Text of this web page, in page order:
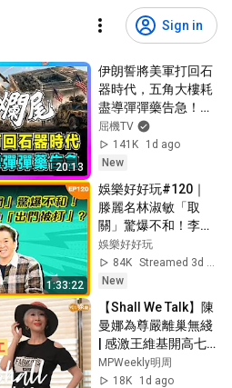
Sign in
20:13
伊朗誓將美軍打回石
器時代，五角大樓耗
盡導彈彈藥告急！｜
美國打光底牌，特朗
普被迫撤回攻勢，華
盛頓陷入進退兩難！
【屈機觀察 EP402】
屈機TV
141K
1d ago
New
1:33:22
娛樂好好玩#120｜
滕麗名林淑敏「取
關」驚爆不和！李修
賢怒轟周星馳「出門
被打」?｜十點開播
｜吳家樂｜鄧兆尊｜
娛樂好好玩
84K
Streamed 3d ago
New
【Shall We Talk】陳
曼娜為尊嚴離巢無綫
| 感激王維基開高七
倍人工 | 買樓只
「燉」不「炒」 | 唱
MPWeekly明周
18K
1d ago